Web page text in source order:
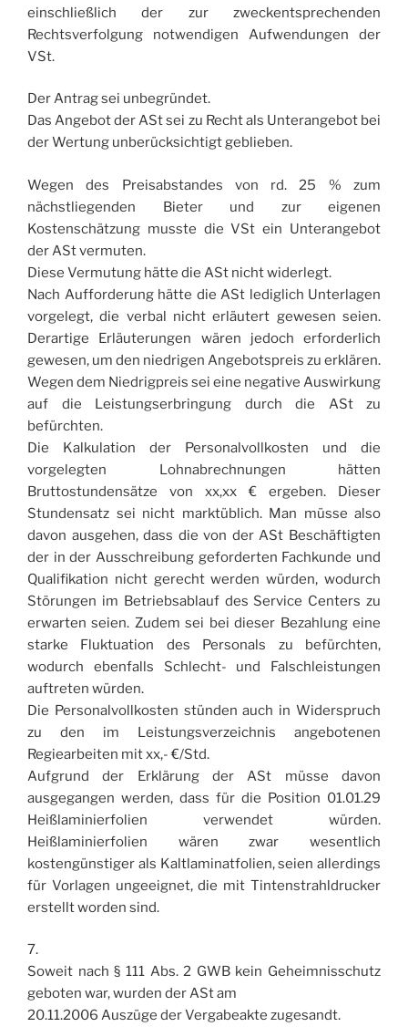
einschließlich der zur zweckentsprechenden
Rechtsverfolgung notwendigen Aufwendungen der
VSt.
Der Antrag sei unbegründet.
Das Angebot der ASt sei zu Recht als Unterangebot bei
der Wertung unberücksichtigt geblieben.
Wegen des Preisabstandes von rd. 25 % zum
nächstliegenden Bieter und zur eigenen
Kostenschätzung musste die VSt ein Unterangebot
der ASt vermuten.
Diese Vermutung hätte die ASt nicht widerlegt.
Nach Aufforderung hätte die ASt lediglich Unterlagen
vorgelegt, die verbal nicht erläutert gewesen seien.
Derartige Erläuterungen wären jedoch erforderlich
gewesen, um den niedrigen Angebotspreis zu erklären.
Wegen dem Niedrigpreis sei eine negative Auswirkung
auf die Leistungserbringung durch die ASt zu
befürchten.
Die Kalkulation der Personalvollkosten und die
vorgelegten Lohnabrechnungen hätten
Bruttostundensätze von xx,xx € ergeben. Dieser
Stundensatz sei nicht marktüblich. Man müsse also
davon ausgehen, dass die von der ASt Beschäftigten
der in der Ausschreibung geforderten Fachkunde und
Qualifikation nicht gerecht werden würden, wodurch
Störungen im Betriebsablauf des Service Centers zu
erwarten seien. Zudem sei bei dieser Bezahlung eine
starke Fluktuation des Personals zu befürchten,
wodurch ebenfalls Schlecht- und Falschleistungen
auftreten würden.
Die Personalvollkosten stünden auch in Widerspruch
zu den im Leistungsverzeichnis angebotenen
Regiearbeiten mit xx,- €/Std.
Aufgrund der Erklärung der ASt müsse davon
ausgegangen werden, dass für die Position 01.01.29
Heißlaminierfolien verwendet würden.
Heißlaminierfolien wären zwar wesentlich
kostengünstiger als Kaltlaminatfolien, seien allerdings
für Vorlagen ungeeignet, die mit Tintenstrahldrucker
erstellt worden sind.
7.
Soweit nach § 111 Abs. 2 GWB kein Geheimnisschutz
geboten war, wurden der ASt am
20.11.2006 Auszüge der Vergabeakte zugesandt.